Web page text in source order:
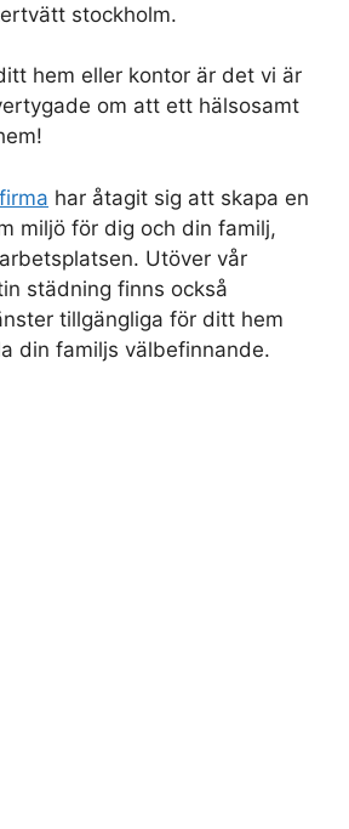
stockholm.
hem eller kontor är det vi är
om att ett hälsosamt
har åtagit sig att skapa en
miljö för dig och din familj,
Utöver vår
städning finns också
tillgängliga för ditt hem
din familjs välbefinnande.